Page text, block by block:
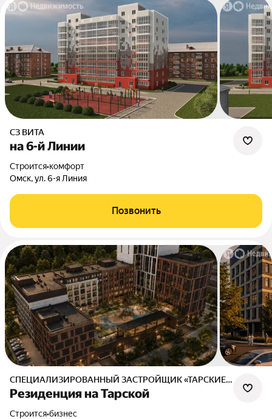
СЗ ВИТА
на 6-й Линии
Строится•комфорт
Омск, ул. 6-я Линия
Позвонить
СПЕЦИАЛИЗИРОВАННЫЙ ЗАСТРОЙЩИК «ТАРСКИЕ КОЛОКОЛА»
Резиденция на Тарской
Строится•бизнес